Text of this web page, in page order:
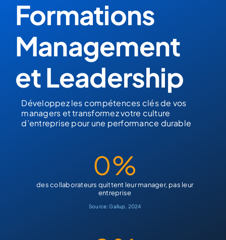
Formations
Management
et Leadership
Développez les compétences clés de vos
managers et transformez votre culture
d’entreprise pour une performance durable
0%
des collaborateurs quittent leur manager, pas leur
entreprise
Source: Gallup, 2024